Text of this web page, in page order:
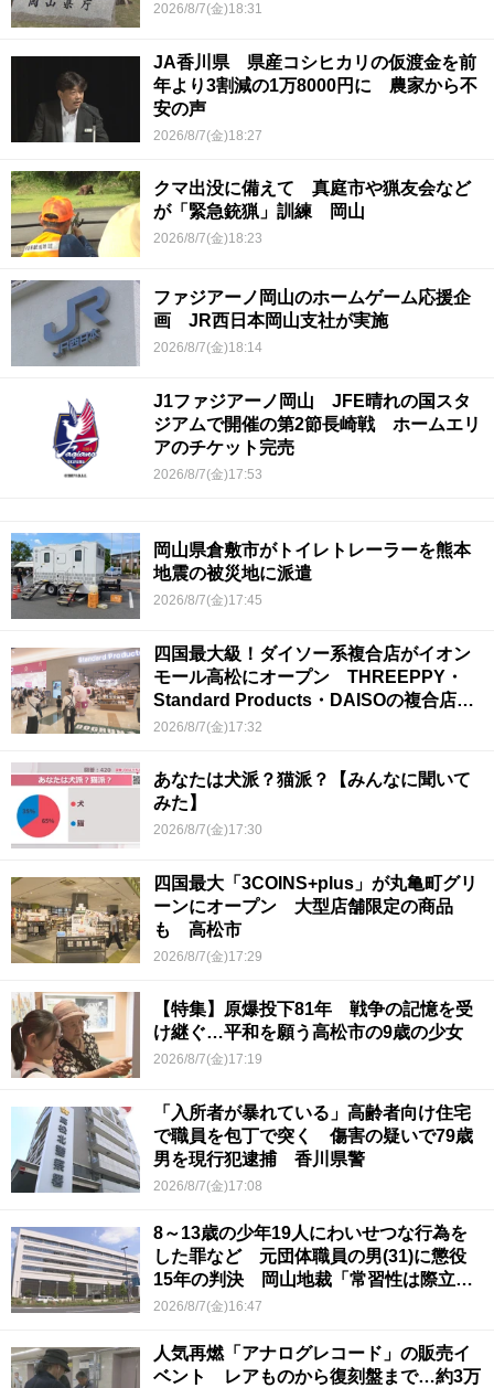
2026/8/7(金)18:31
JA香川県 県産コシヒカリの仮渡金を前
年より3割減の1万8000円に 農家から不
安の声
2026/8/7(金)18:27
クマ出没に備えて 真庭市や猟友会など
が「緊急銃猟」訓練 岡山
2026/8/7(金)18:23
ファジアーノ岡山のホームゲーム応援企
画 JR西日本岡山支社が実施
2026/8/7(金)18:14
J1ファジアーノ岡山 JFE晴れの国スタ
ジアムで開催の第2節長崎戦 ホームエリ
アのチケット完売
2026/8/7(金)17:53
岡山県倉敷市がトイレトレーラーを熊本
地震の被災地に派遣
2026/8/7(金)17:45
四国最大級！ダイソー系複合店がイオン
モール高松にオープン THREEPPY・
Standard Products・DAISOの複合店は
香川県初
2026/8/7(金)17:32
あなたは犬派？猫派？【みんなに聞いて
みた】
2026/8/7(金)17:30
四国最大「3COINS+plus」が丸亀町グリ
ーンにオープン 大型店舗限定の商品
も 高松市
2026/8/7(金)17:29
【特集】原爆投下81年 戦争の記憶を受
け継ぐ…平和を願う高松市の9歳の少女
2026/8/7(金)17:19
「入所者が暴れている」高齢者向け住宅
で職員を包丁で突く 傷害の疑いで79歳
男を現行犯逮捕 香川県警
2026/8/7(金)17:08
8～13歳の少年19人にわいせつな行為を
した罪など 元団体職員の男(31)に懲役
15年の判決 岡山地裁「常習性は際立っ
ていて被害結果も非常に重い」
2026/8/7(金)16:47
人気再燃「アナログレコード」の販売イ
ベント レアものから復刻盤まで…約3万